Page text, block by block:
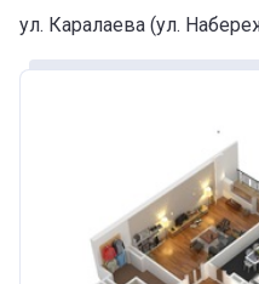
ул. Каралаева (ул.